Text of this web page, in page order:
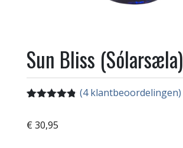
Sun Bliss (Sólarsæla)
gebaseerd
(4klantbeoordelingen)
€ 30,95